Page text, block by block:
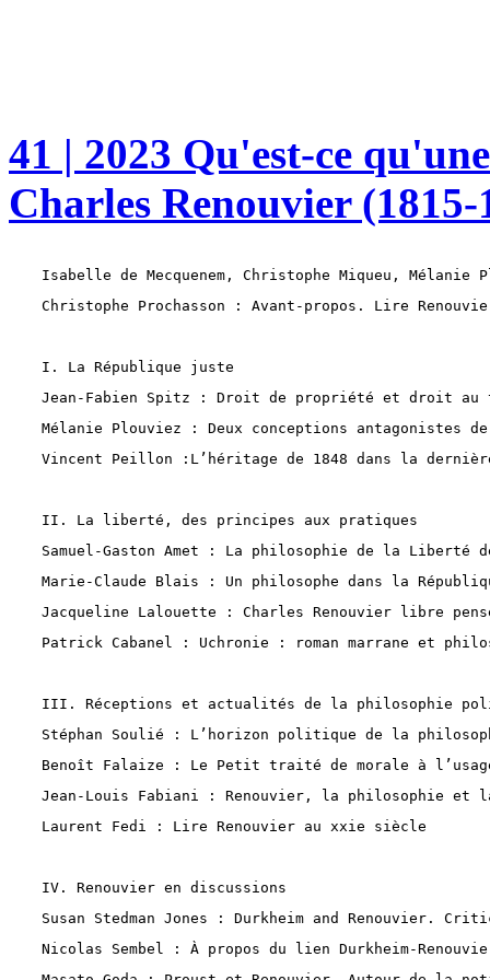
41 | 2023 Qu'est-ce
Charles Renouvier (1815-
Isabelle de Mecquenem, Christophe Miqueu,
Christophe Prochasson : Avant-propos. Lire
I. La République juste
Jean-Fabien Spitz : Droit de propriété et droit au
Mélanie Plouviez : Deux conceptions
Vincent Peillon :L’héritage de 1848 dans la
II. La liberté, des principes aux pratiques
Samuel-Gaston Amet : La philosophie de la Liberté
Marie-Claude Blais : Un philosophe dans la
Jacqueline Lalouette : Charles Renouvier libre
Patrick Cabanel : Uchronie : roman marrane et
III. Réceptions et actualités de la philosophie
Stéphan Soulié : L’horizon politique de la
Benoît Falaize : Le Petit traité de morale à
Jean-Louis Fabiani : Renouvier, la philosophie
Laurent Fedi : Lire Renouvier au xxie siècle
IV. Renouvier en discussions
Susan Stedman Jones : Durkheim and Renouvier.
Nicolas Sembel : À propos du lien Durkheim-